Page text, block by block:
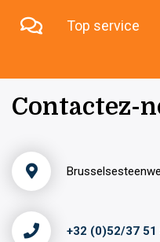
Top service
Contactez-
+32 (0)52/37 51